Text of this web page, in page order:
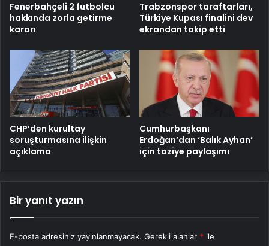
Fenerbahçeli 2 futbolcu
hakkında zorla getirme
kararı
Trabzonspor taraftarları,
Türkiye Kupası finalini dev
ekrandan takip etti
CHP’den kurultay
soruşturmasına ilişkin
açıklama
Cumhurbaşkanı
Erdoğan’dan ‘Balık Ayhan’
için taziye paylaşımı
Bir yanıt yazın
E-posta adresiniz yayınlanmayacak. Gerekli alanlar * ile